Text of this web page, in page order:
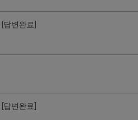
[답변완료]
[답변완료]